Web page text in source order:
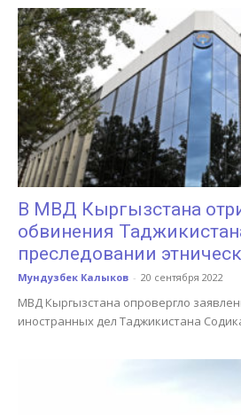
В МВД Кыргызстана
обвинения
преследовании
Мундузбек Калыков - 20 сентября 2022
МВД Кыргызстана опровергло
иностранных дел Таджикистана